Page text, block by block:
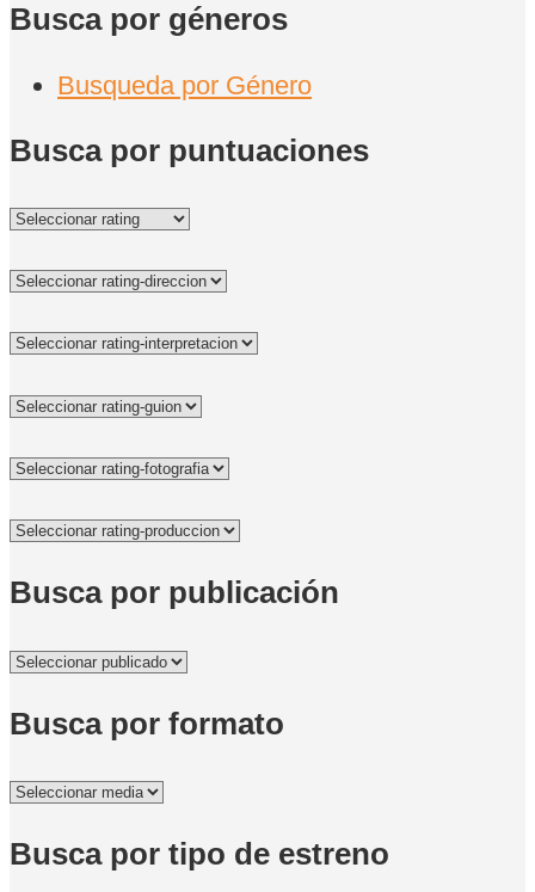
Busca por géneros
Busqueda por Género
Busca por puntuaciones
Busca por publicación
Busca por formato
Busca por tipo de estreno